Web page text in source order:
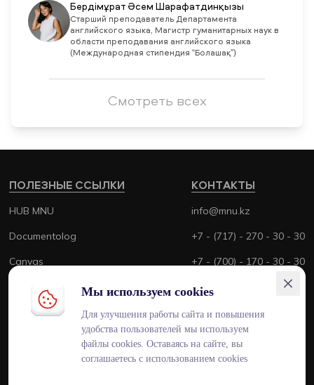
Бердімұрат Әсем Шарафатдинқызы
Старший преподаватель Департамента
английского языка, Магистр гуманитарных наук в
области преподавания английского языка
(Международная стипендия “Болашақ”)
Смотреть всех
КОНТАКТЫ
info@mnu.kz
+7 - (717) - 270 - 30 - 30
+7 - (700) - 170 - 30 - 30
ПОЛЕЗНЫЕ ССЫЛКИ
HUB MNU
Documentolog
Canvas
Platonus
Outlook
Мы используем cookies
Для улучшения работы сайта и повышения
удобства пользователей мы используем
файлы cookies. Оставаясь на сайте, вы
соглашаетесь с использованием cookies